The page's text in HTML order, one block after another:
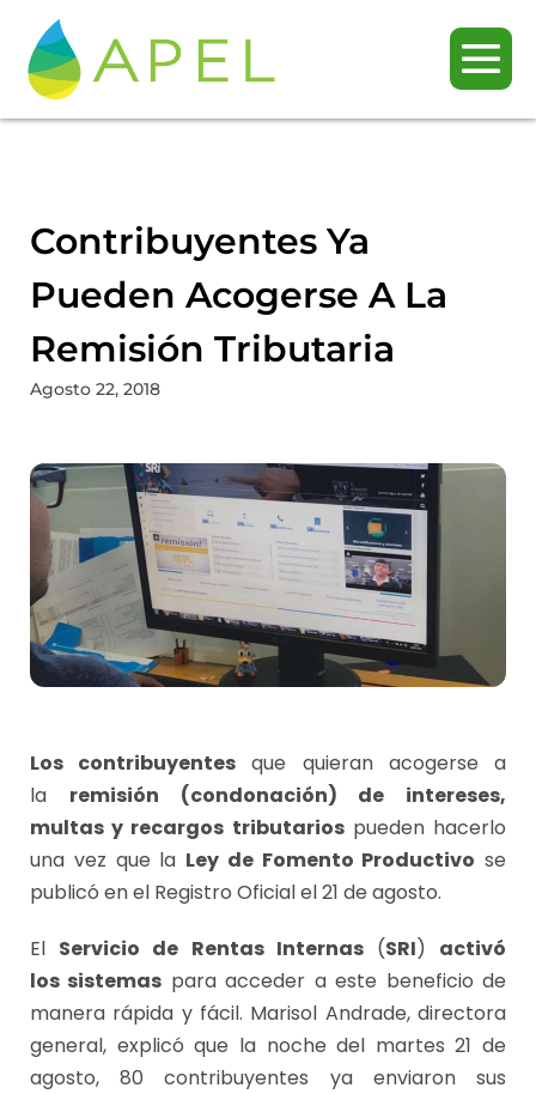
Contribuyentes Ya
Pueden Acogerse A La
Remisión Tributaria
Agosto 22, 2018
Los contribuyentes que quieran acogerse a
la remisión (condonación) de intereses,
multas y recargos tributariospueden hacerlo
una vez que la Ley de Fomento Productivo se
publicó en el Registro Oficial el 21 de agosto.
El Servicio de Rentas Internas(SRI) activó
los sistemas para acceder a este beneficio de
manera rápida y fácil. Marisol Andrade, directora
general, explicó que la noche del martes 21 de
agosto, 80 contribuyentes ya enviaron sus